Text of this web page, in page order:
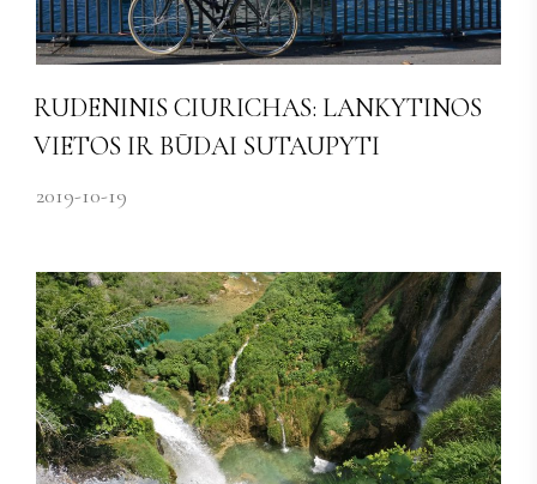
RUDENINIS CIURICHAS: LANKYTINOS
VIETOS IR BŪDAI SUTAUPYTI
2019-10-19